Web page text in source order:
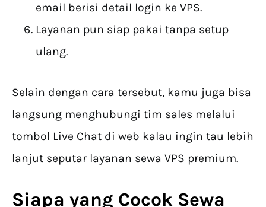
email berisi detail login ke VPS.
Layanan pun siap pakai tanpa setup
ulang.
Selain dengan cara tersebut, kamu juga bisa
langsung menghubungi tim sales melalui
tombol Live Chat di web kalau ingin tau lebih
lanjut seputar layanan sewa VPS premium.
Siapa yang Cocok Sewa